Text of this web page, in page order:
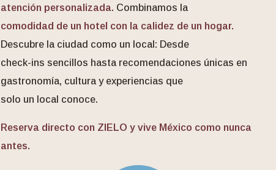
atención personalizada. Combinamos la
comodidad de un hotel con la calidez de un hogar.
Descubre la ciudad como un local: Desde
check-ins sencillos hasta recomendaciones únicas en
gastronomía, cultura y experiencias que
solo un local conoce.
Reserva directo con ZIELO y vive México como nunca
antes.